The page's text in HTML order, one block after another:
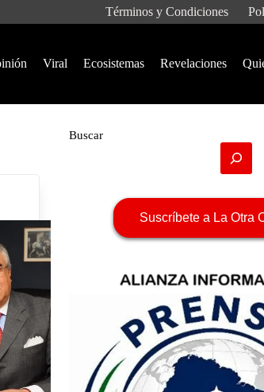
Términos y Condiciones
Viral Ecosistemas Revelaciones
Buscar
Suscríbete a La Otra